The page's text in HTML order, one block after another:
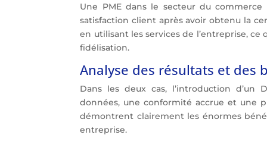
Une PME dans le secteur du
satisfaction client après avoir obtenu la
en utilisant les services de l’entreprise,
fidélisation.
Analyse des résultats et des
Dans les deux cas, l’introduction
données, une conformité accrue et une
démontrent clairement les énormes
entreprise.